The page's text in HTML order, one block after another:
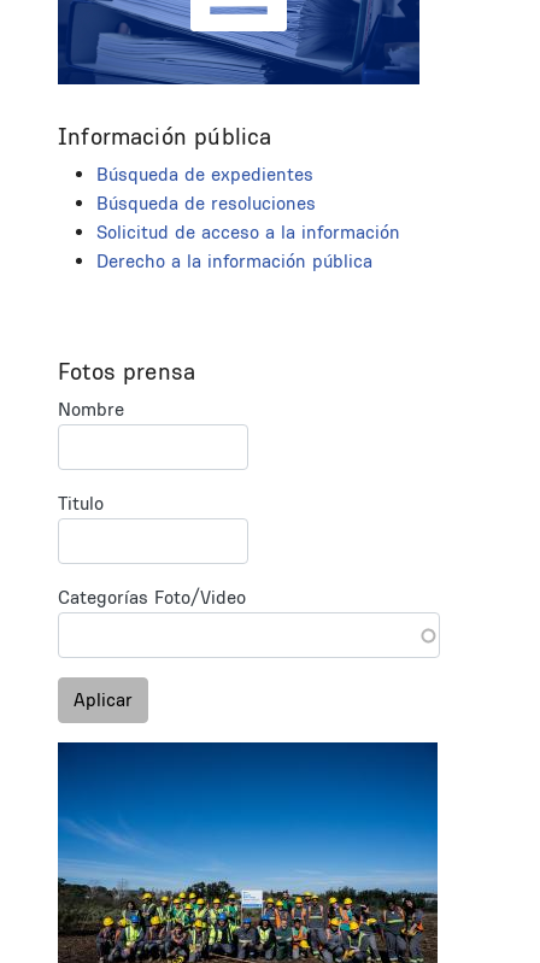
Información pública
Búsqueda de expedientes
Búsqueda de resoluciones
Solicitud de acceso a la información
Derecho a la información pública
Fotos prensa
Nombre
Titulo
Categorías Foto/Video
Aplicar